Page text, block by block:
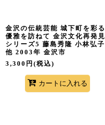
金沢の伝統芸能 城下町を彩る
優雅を訪ねて 金沢文化再発見
シリーズ5 藤島秀隆 小林弘子
他 2003年 金沢市
3,300 円 (税込)
カートに入れる